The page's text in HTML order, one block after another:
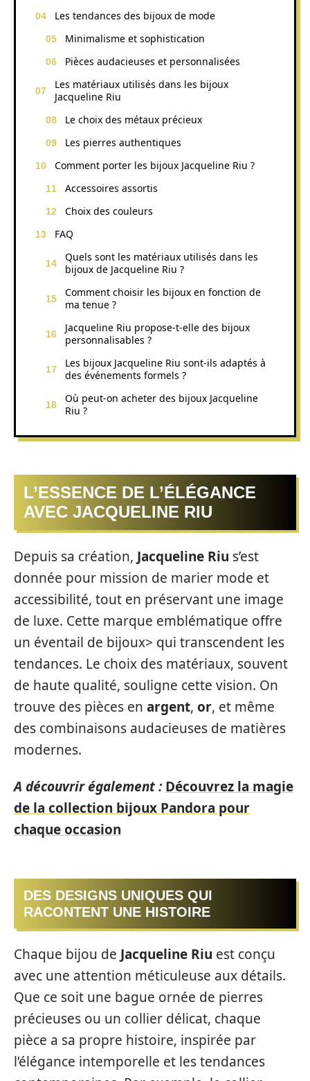
Les tendances des bijoux de mode
Minimalisme et sophistication
Pièces audacieuses et personnalisées
Les matériaux utilisés dans les bijoux
Jacqueline Riu
Le choix des métaux précieux
Les pierres authentiques
Comment porter les bijoux Jacqueline Riu ?
Accessoires assortis
Choix des couleurs
FAQ
Quels sont les matériaux utilisés dans les
bijoux de Jacqueline Riu ?
Comment choisir les bijoux en fonction de
ma tenue ?
Jacqueline Riu propose-t-elle des bijoux
personnalisables ?
Les bijoux Jacqueline Riu sont-ils adaptés à
des événements formels ?
Où peut-on acheter des bijoux Jacqueline
Riu ?
L’ESSENCE DE L’ÉLÉGANCE
AVEC JACQUELINE RIU
Depuis sa création, Jacqueline Riu s’est
donnée pour mission de marier mode et
accessibilité, tout en préservant une image
de luxe. Cette marque emblématique offre
un éventail de bijoux> qui transcendent les
tendances. Le choix des matériaux, souvent
de haute qualité, souligne cette vision. On
trouve des pièces en argent, or, et même
des combinaisons audacieuses de matières
modernes.
A découvrir également : Découvrez la magie
de la collection bijoux Pandora pour
chaque occasion
DES DESIGNS UNIQUES QUI
RACONTENT UNE HISTOIRE
Chaque bijou de Jacqueline Riu est conçu
avec une attention méticuleuse aux détails.
Que ce soit une bague ornée de pierres
précieuses ou un collier délicat, chaque
pièce a sa propre histoire, inspirée par
l’élégance intemporelle et les tendances